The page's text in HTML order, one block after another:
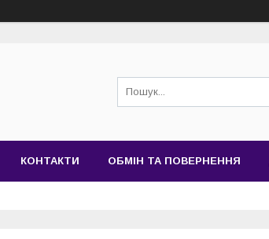
КОНТАКТИ ОБМІН ТА ПОВЕРНЕННЯ